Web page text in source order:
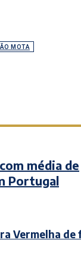
MOTA
média de
Portugal
Vermelha